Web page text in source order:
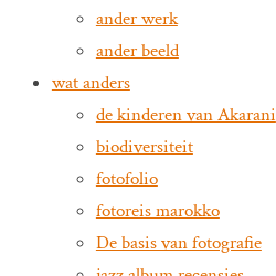
ander werk
ander beeld
wat anders
de kinderen van Akarani
biodiversiteit
fotofolio
fotoreis marokko
De basis van fotografie